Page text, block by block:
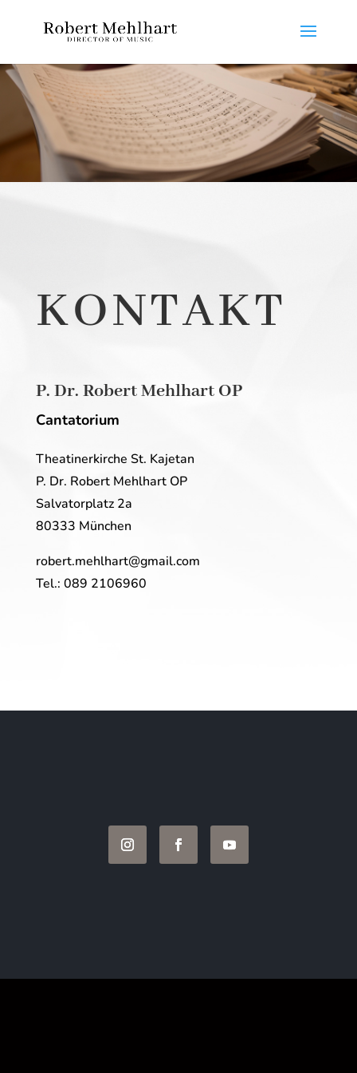
KONTAKT
P. Dr. Robert Mehlhart OP
Cantatorium
Theatinerkirche St. Kajetan
P. Dr. Robert Mehlhart OP
Salvatorplatz 2a
80333 München
robert.mehlhart@gmail.com
Tel.: 089 2106960